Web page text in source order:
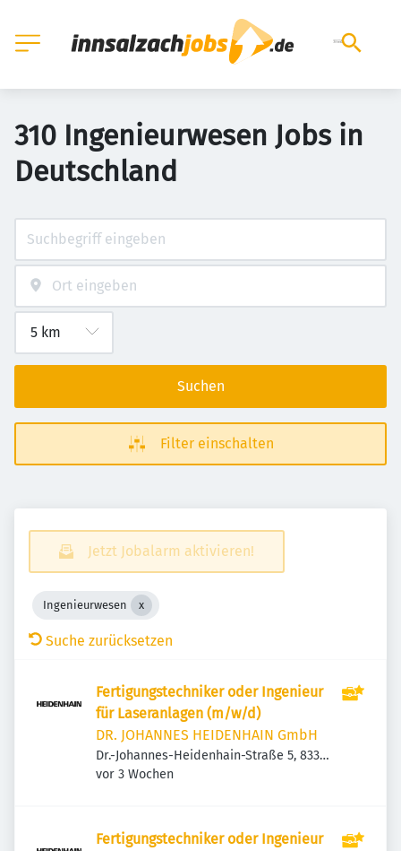
310 Ingenieurwesen Jobs in
Deutschland
Suchen
Filter einschalten
Jetzt Jobalarm aktivieren!
Ingenieurwesen
Suche zurücksetzen
Fertigungstechniker oder Ingenieur
für Laseranlagen (m/w/d)
DR. JOHANNES HEIDENHAIN GmbH
Dr.-Johannes-Heidenhain-Straße 5, 83301
Traunreut, Deutschland
Veröffentlicht
vor 3 Wochen
Fertigungstechniker oder Ingenieur